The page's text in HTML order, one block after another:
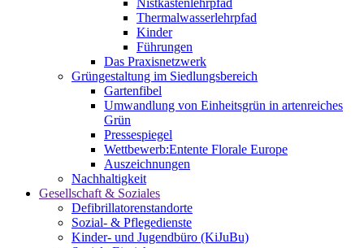
Nistkastenlehrpfad
Thermalwasserlehrpfad
Kinder
Führungen
Das Praxisnetzwerk
Grüngestaltung im Siedlungsbereich
Gartenfibel
Umwandlung von Einheitsgrün in artenreiches
Grün
Pressespiegel
Wettbewerb:Entente Florale Europe
Auszeichnungen
Nachhaltigkeit
Gesellschaft & Soziales
Defibrillatorenstandorte
Sozial- & Pflegedienste
Kinder- und Jugendbüro (KiJuBu)